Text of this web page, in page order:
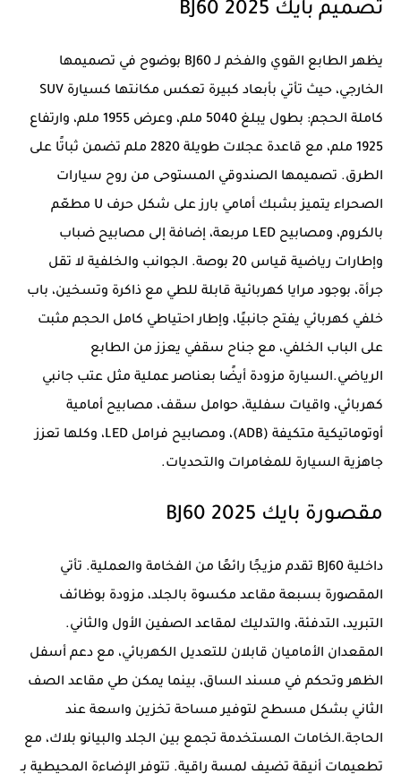
تصميم بايك BJ60 2025
يظهر الطابع القوي والفخم لـ BJ60 بوضوح في تصميمها
الخارجي، حيث تأتي بأبعاد كبيرة تعكس مكانتها كسيارة SUV
كاملة الحجم: بطول يبلغ 5040 ملم، وعرض 1955 ملم، وارتفاع
1925 ملم، مع قاعدة عجلات طويلة 2820 ملم تضمن ثباتًا على
الطرق. تصميمها الصندوقي المستوحى من روح سيارات
الصحراء يتميز بشبك أمامي بارز على شكل حرف U مطعّم
بالكروم، ومصابيح LED مربعة، إضافة إلى مصابيح ضباب
وإطارات رياضية قياس 20 بوصة. الجوانب والخلفية لا تقل
جرأة، بوجود مرايا كهربائية قابلة للطي مع ذاكرة وتسخين، باب
خلفي كهربائي يفتح جانبيًا، وإطار احتياطي كامل الحجم مثبت
على الباب الخلفي، مع جناح سقفي يعزز من الطابع
الرياضي.السيارة مزودة أيضًا بعناصر عملية مثل عتب جانبي
كهربائي، واقيات سفلية، حوامل سقف، مصابيح أمامية
أوتوماتيكية متكيفة (ADB)، ومصابيح فرامل LED، وكلها تعزز
جاهزية السيارة للمغامرات والتحديات.
مقصورة بايك BJ60 2025
داخلية BJ60 تقدم مزيجًا رائعًا من الفخامة والعملية. تأتي
المقصورة بسبعة مقاعد مكسوة بالجلد، مزودة بوظائف
التبريد، التدفئة، والتدليك لمقاعد الصفين الأول والثاني.
المقعدان الأماميان قابلان للتعديل الكهربائي، مع دعم أسفل
الظهر وتحكم في مسند الساق، بينما يمكن طي مقاعد الصف
الثاني بشكل مسطح لتوفير مساحة تخزين واسعة عند
الحاجة.الخامات المستخدمة تجمع بين الجلد والبيانو بلاك، مع
تطعيمات أنيقة تضيف لمسة راقية. تتوفر الإضاءة المحيطية بـ